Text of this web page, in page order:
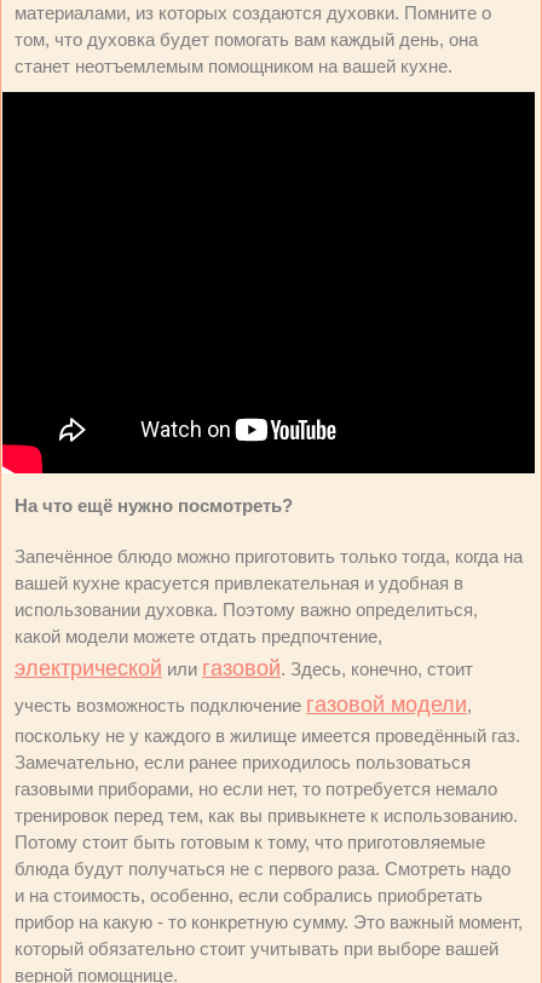
материалами, из которых создаются духовки. Помните о
том, что духовка будет помогать вам каждый день, она
станет неотъемлемым помощником на вашей кухне.
На что ещё нужно посмотреть?
Запечённое блюдо можно приготовить только тогда, когда на
вашей кухне красуется привлекательная и удобная в
использовании духовка. Поэтому важно определиться,
какой модели можете отдать предпочтение,
электрической или газовой. Здесь, конечно, стоит
учесть возможность подключение газовой модели,
поскольку не у каждого в жилище имеется проведённый газ.
Замечательно, если ранее приходилось пользоваться
газовыми приборами, но если нет, то потребуется немало
тренировок перед тем, как вы привыкнете к использованию.
Потому стоит быть готовым к тому, что приготовляемые
блюда будут получаться не с первого раза. Смотреть надо
и на стоимость, особенно, если собрались приобретать
прибор на какую - то конкретную сумму. Это важный момент,
который обязательно стоит учитывать при выборе вашей
верной помощнице.